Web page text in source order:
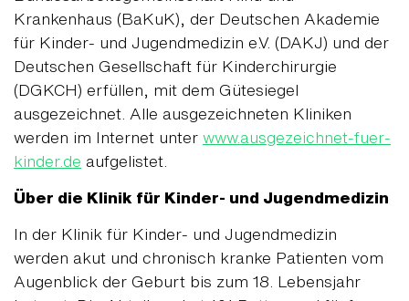
Krankenhaus (BaKuK), der Deutschen Akademie
für Kinder- und Jugendmedizin e.V. (DAKJ) und der
Deutschen Gesellschaft für Kinderchirurgie
(DGKCH) erfüllen, mit dem Gütesiegel
ausgezeichnet. Alle ausgezeichneten Kliniken
werden im Internet unter www.ausgezeichnet-fuer-
kinder.de aufgelistet.
Über die Klinik für Kinder- und Jugendmedizin
In der Klinik für Kinder- und Jugendmedizin
werden akut und chronisch kranke Patienten vom
Augenblick der Geburt bis zum 18. Lebensjahr